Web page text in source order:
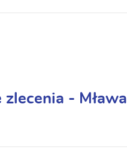
zlecenia - Mława